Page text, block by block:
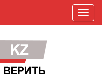
П
о